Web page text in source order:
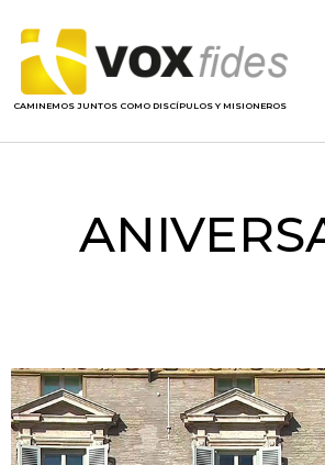
CAMINEMOS JUNTOS COMO DISCÍPULOS Y MISIONEROS